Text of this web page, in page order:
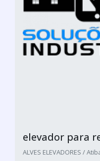
elevador para
ALVES ELEVADORES /